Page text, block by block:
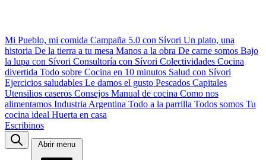
Mi Pueblo, mi comida Campaña 5.0 con Sívori Un plato, una
historia De la tierra a tu mesa Manos a la obra De carne somos Bajo
la lupa con Sívori Consultoría con Sívori Colectividades Cocina
divertida Todo sobre Cocina en 10 minutos Salud con Sívori
Ejercicios saludables Le damos el gusto Pescados Capitales
Utensilios caseros Consejos Manual de cocina Como nos
alimentamos Industria Argentina Todo a la parrilla Todos somos Tu
cocina ideal Huerta en casa
Escribinos
Abrir menu